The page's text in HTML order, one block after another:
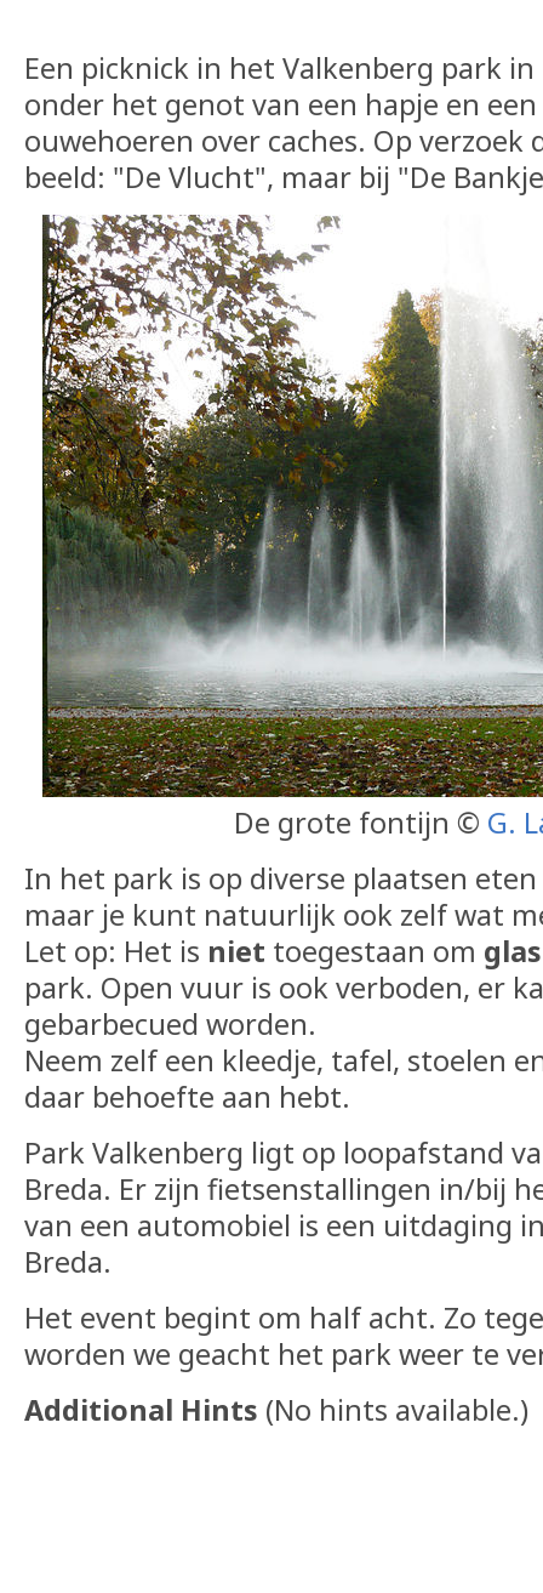
Een picknick in het Valkenberg park in
onder het genot van een hapje en
ouwehoeren over caches. Op verzoek
beeld: "De Vlucht", maar bij "De
De grote fontijn © G.
In het park is op diverse plaatsen
maar je kunt natuurlijk ook zelf wat
Let op: Het is niet toegestaan om glas
park. Open vuur is ook verboden, er
gebarbecued worden.
Neem zelf een kleedje, tafel, stoelen
daar behoefte aan hebt.
Park Valkenberg ligt op loopafstand
Breda. Er zijn fietsenstallingen in/bij
van een automobiel is een uitdaging
Breda.
Het event begint om half acht. Zo
worden we geacht het park weer te
Additional Hints (No hints available.)